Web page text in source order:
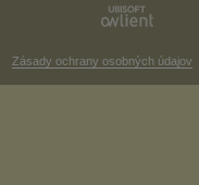
Zásady ochrany osobných údajov